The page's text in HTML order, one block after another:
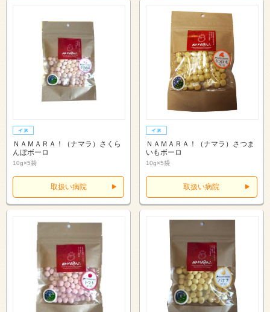
ＮＡＭＡＲＡ！（ナマラ）さくら
んぼボーロ
10g×5袋
取扱い病院
ＮＡＭＡＲＡ！（ナマラ）さつま
いもボーロ
10g×5袋
取扱い病院